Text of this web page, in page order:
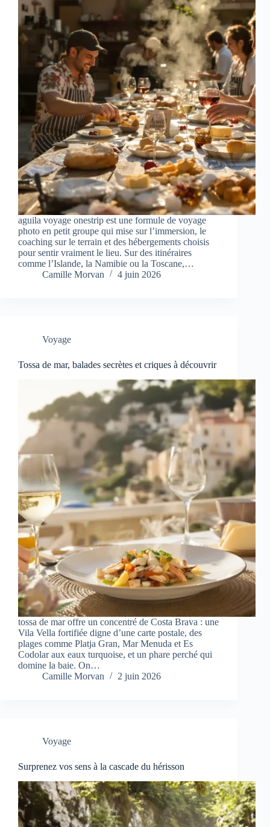
aguila voyage onestrip est une formule de voyage
photo en petit groupe qui mise sur l’immersion, le
coaching sur le terrain et des hébergements choisis
pour sentir vraiment le lieu. Sur des itinéraires
comme l’Islande, la Namibie ou la Toscane,…
Camille Morvan
4 juin 2026
Voyage
Tossa de mar, balades secrètes et criques à découvrir
tossa de mar offre un concentré de Costa Brava : une
Vila Vella fortifiée digne d’une carte postale, des
plages comme Platja Gran, Mar Menuda et Es
Codolar aux eaux turquoise, et un phare perché qui
domine la baie. On…
Camille Morvan
2 juin 2026
Voyage
Surprenez vos sens à la cascade du hérisson